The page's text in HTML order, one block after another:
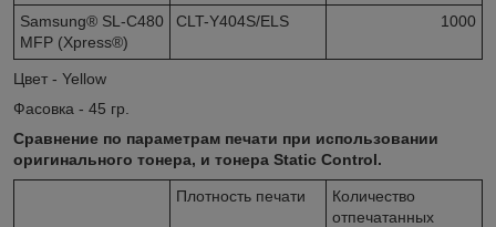
Samsung® SL-C480
MFP (Xpress®)
CLT-Y404S/ELS 1000
Цвет - Yellow
Фасовка - 45 гр.
Сравнение по параметрам печати при использовании
оригинального тонера, и тонера Static Control.
Плотность печати
Количество
отпечатанных